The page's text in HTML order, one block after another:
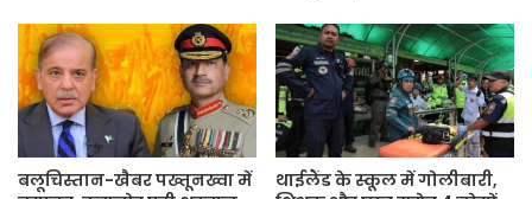
बलूचिस्तान-खैबर पख्तूनख्वा में
थाईलैंड के स्कूल में गोलीबारी,